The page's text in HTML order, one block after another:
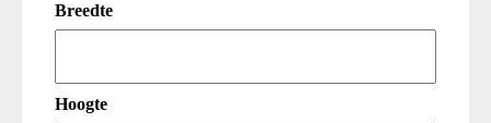
Breedte
Hoogte